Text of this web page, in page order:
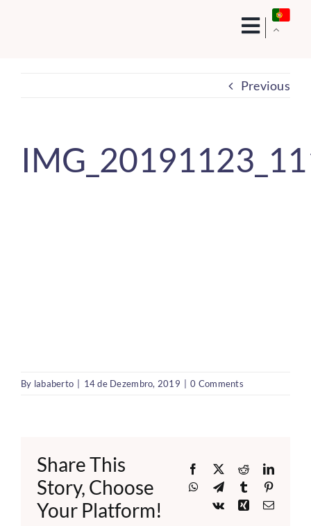
Previous
By lababerto 14 de Dezembro, 2019 0 Comments
Share This
Story, Choose
Your Platform!
Facebook
X Reddit
WhatsApp
TelegramTumblr
Vk
XingEmail